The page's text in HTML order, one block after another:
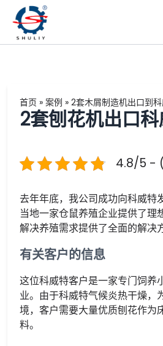
首页 » 案例 » 2套木屑制造机出口到
2套刨花机出口
4.8/5 -
去年年底，我公司成功向科威特
当地一家仓鼠养殖企业提供了理
解决养殖需求提供了全面的解决
有关客户的信息
这位科威特客户是一家专门饲
业。由于科威特气候炎热干燥，
境，客户需要大量优质刨花作为
料。